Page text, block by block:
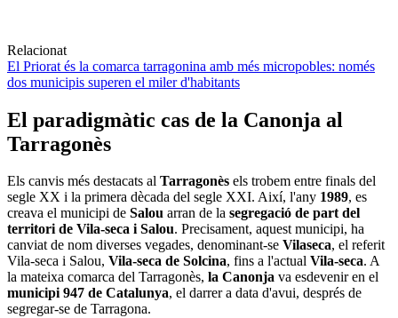
Relacionat
El Priorat és la comarca tarragonina amb més micropobles: només
dos municipis superen el miler d'habitants
El paradigmàtic cas de la Canonja al
Tarragonès
Els canvis més destacats al Tarragonès els trobem entre finals del
segle XX i la primera dècada del segle XXI. Així, l'any 1989, es
creava el municipi de Salou arran de la segregació de part del
territori de Vila-seca i Salou. Precisament, aquest municipi, ha
canviat de nom diverses vegades, denominant-se Vilaseca, el referit
Vila-seca i Salou, Vila-seca de Solcina, fins a l'actual Vila-seca. A
la mateixa comarca del Tarragonès, la Canonja va esdevenir en el
municipi 947 de Catalunya, el darrer a data d'avui, després de
segregar-se de Tarragona.